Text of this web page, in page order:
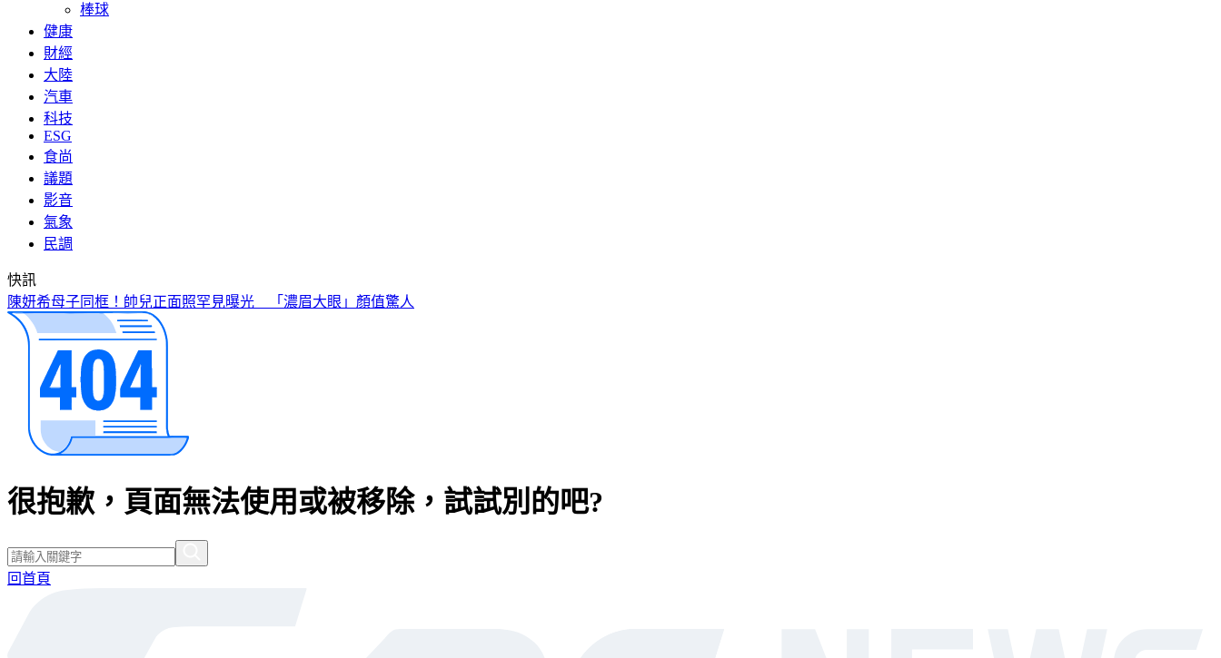
棒球
健康
財經
大陸
汽車
科技
ESG
食尚
議題
影音
氣象
民調
快訊
陳妍希母子同框！帥兒正面照罕見曝光 「濃眉大眼」顏值驚人
很抱歉，頁面無法使用或被移除，試試別的吧?
回首頁